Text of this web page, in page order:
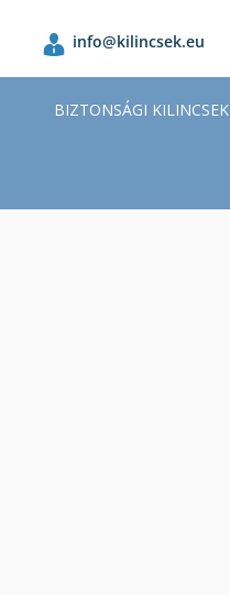
info@kilincsek.eu
BIZTONSÁGI KILINCSEK